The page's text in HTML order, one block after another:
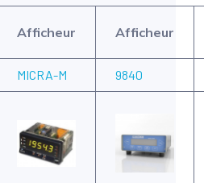
Afficheur Afficheur
MICRA-M 9840